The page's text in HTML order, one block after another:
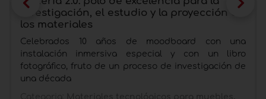
investigación, el estudio y la proyección de
los materiales
Celebrados 10 años de moodboard con una
instalación inmersiva especial y con un libro
fotográfico, fruto de un proceso de investigación de
una década